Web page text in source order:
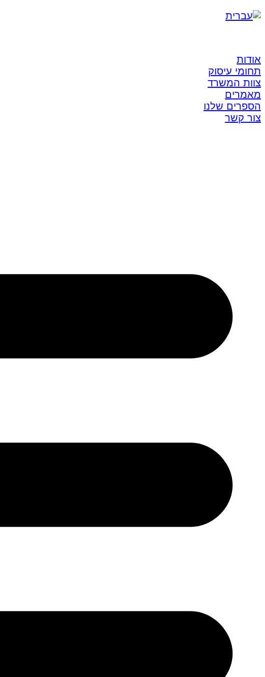
אודות
תחומי עיסוק
צוות המשרד
מאמרים
הספרים שלנו
צור קשר